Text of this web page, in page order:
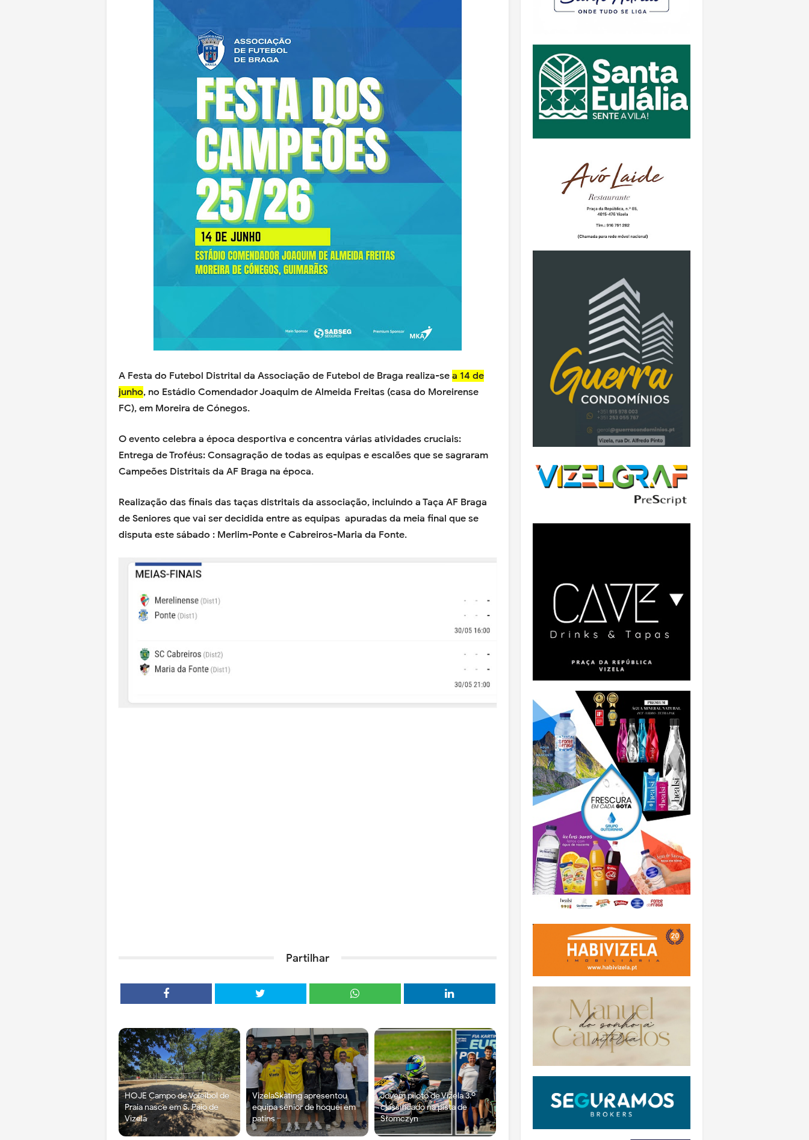
A Festa do Futebol Distrital da Associação de Futebol de Braga realiza-se a 14 de
junho, no Estádio Comendador Joaquim de Almeida Freitas (casa do Moreirense
FC), em Moreira de Cónegos.
O evento celebra a época desportiva e concentra várias atividades cruciais:
Entrega de Troféus: Consagração de todas as equipas e escalões que se sagraram
Campeões Distritais da AF Braga na época.
Realização das finais das taças distritais da associação, incluindo a Taça AF Braga
de Seniores que vai ser decidida entre as equipas apuradas da meia final que se
disputa este sábado : Merlim-Ponte e Cabreiros-Maria da Fonte.
Partilhar
HOJE Campo de Voleibol de
Praia nasce em S. Paio de
Vizela
VizelaSkating apresentou
equipa sénior de hóquei em
patins
Jovem piloto de Vizela 3.º
classificado na pista de
Słomczyn